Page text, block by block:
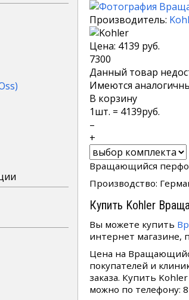
Производитель:
Цена: 4139 руб.
7300
Данный товар
Имеются
В корзину
1шт. = 4139руб.
–
+
Вращающийся
Производство:
Купить Kohler
Вы можете купить
интернет магазине,
Цена на
покупателей и
заказа. Купить
можно по телефону: